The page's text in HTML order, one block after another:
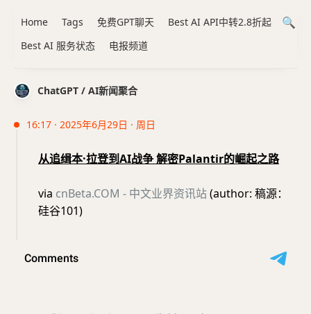
ChatGPT / AI新闻聚合
16:17 · 2025年6月29日 · 周日
从追缉本·拉登到AI战争 解密Palantir的崛起之路
via cnBeta.COM - 中文业界资讯站(author: 稿源：
硅谷101)
Home Tags 免费GPT聊天
Best AI API中转2.8折起
Best AI 服务状态
电报频道